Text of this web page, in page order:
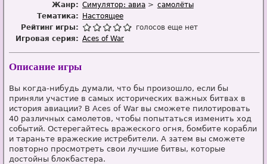
Жанр: Симулятор: авиа
самолёты
Тематика:
Настоящее
Рейтинг игры:
голосов еще нет
Игровая серия: Aces of War
Описание игры
Вы когда-нибудь думали, что бы произошло, если бы
приняли участие в самых исторических важных битвах в
история авиации? В Aces of War вы сможете пилотировать
40 различных самолетов, чтобы попытаться изменить ход
событий. Остерегайтесь вражеского огня, бомбите корабли
и тараньте вражеские истребители. А затем вы сможете
повторно просмотреть свои лучшие битвы, которые
достойны блокбастера.